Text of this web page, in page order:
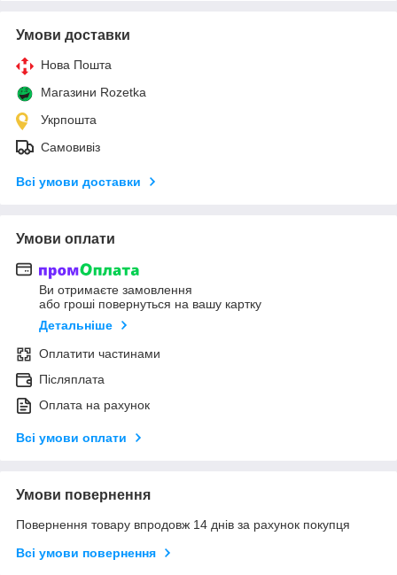
Умови доставки
Нова Пошта
Магазини Rozetka
Укрпошта
Самовивіз
Всі умови доставки
Умови оплати
Ви отримаєте замовлення
або гроші повернуться на вашу картку
Детальніше
Оплатити частинами
Післяплата
Оплата на рахунок
Всі умови оплати
Умови повернення
Повернення товару впродовж 14 днів за рахунок покупця
Всі умови повернення